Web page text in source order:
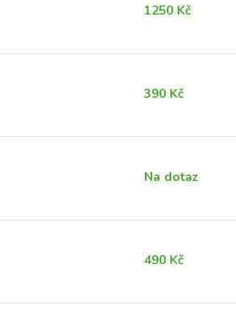
1250 Kč
390 Kč
Na dotaz
490 Kč